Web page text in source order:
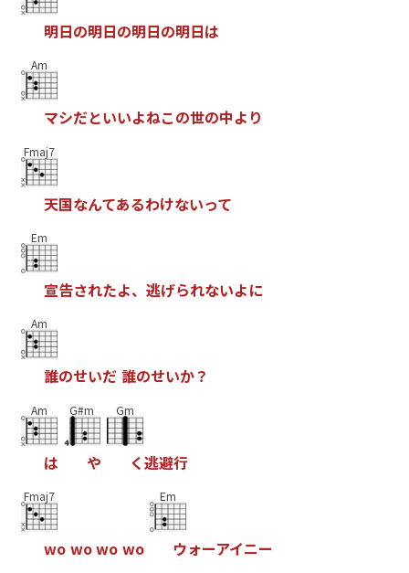
明日の明日の明日の明日は
Am
マシだといいよねこの世の中よ り
Fmaj7
天国なんてあるわけないって
Em
宣告されたよ、 逃げられないよに
Am
誰のせいだ 誰のせいか？
Am
は
G#m
や
Gm
く逃避行
Fmaj7
wo wowo wo
Em
ウォーアイニー